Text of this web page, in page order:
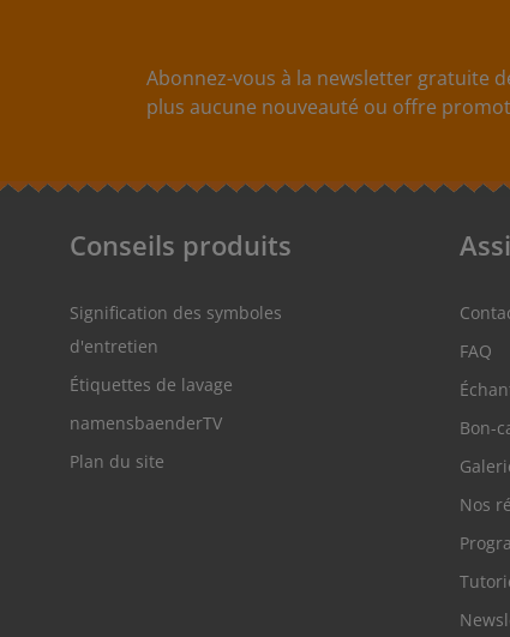
Abonnez-vous à la newsletter gratuite
plus aucune nouveauté ou offre
Conseils produits
Signification des symboles
d'entretien
Étiquettes de lavage
namensbaenderTV
Plan du site
FAQ
Bon-
Nos